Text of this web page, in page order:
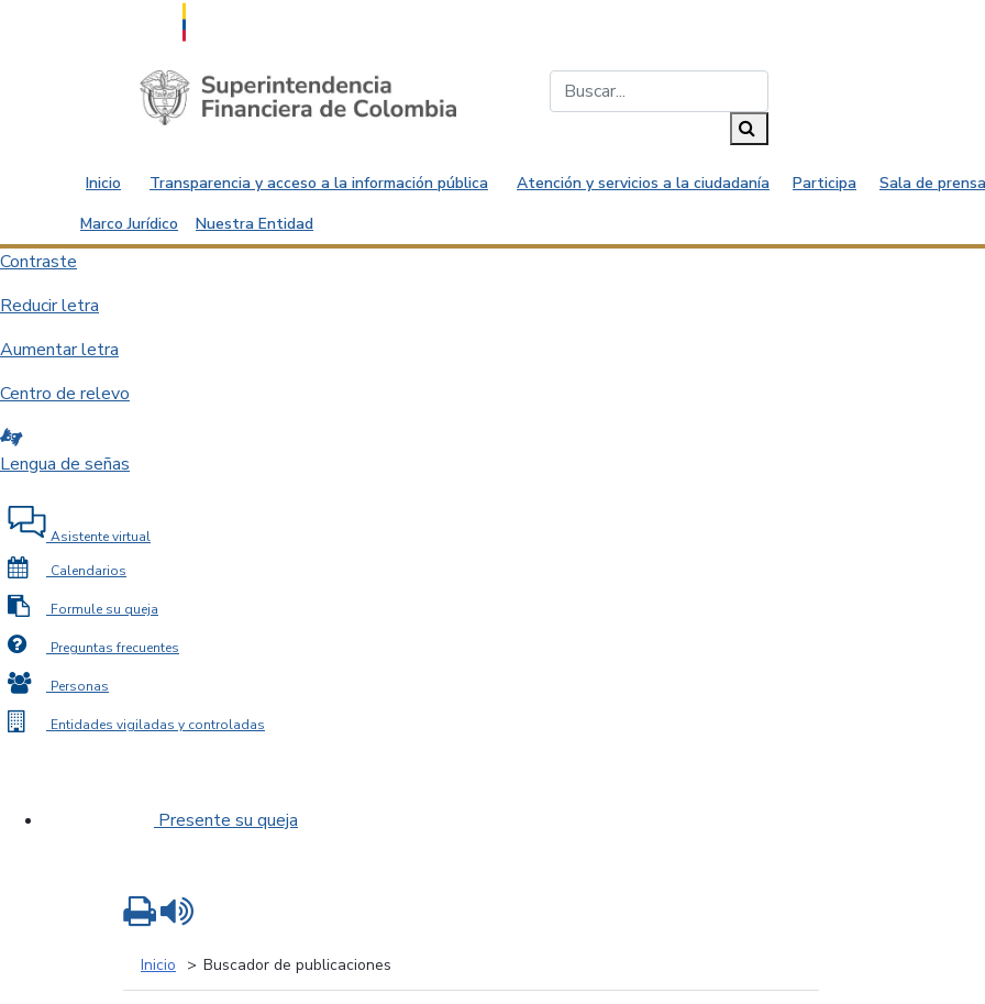
Saltar al contenido principal
Inicio Transparencia y acceso a la información pública Atención y servicios a la ciudadanía Participa
Sala de
Marco Jurídico
Nuestra Entidad
Contraste
Reducir letra
Aumentar letra
Centro de relevo
Lengua de señas
Asistente virtual
Calendarios
Formule su queja
Preguntas frecuentes
Personas
Entidades vigiladas y controladas
Presente su queja
Inicio Buscador de publicaciones
Imprimir